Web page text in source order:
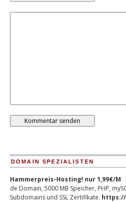
DOMAIN SPEZIALISTEN
Hammerpreis-Hosting! nur 1,99€/M
de Domain, 5000 MB Speicher, PHP,
Subdomains und SSL Zertifikate.